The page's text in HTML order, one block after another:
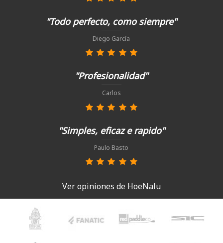
"Todo perfecto, como siempre"
Diego García
"Profesionalidad"
Carlos
"Simples, eficaz e rapido"
Paulo Basto
Ver opiniones de HoeNalu